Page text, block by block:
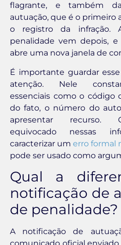
flagrante, e também
autuação, que é o primeiro
o registro da infração.
penalidade vem depois,
abre uma nova janela de
É importante guardar
atenção. Nele
essenciais como o código
do fato, o número do
apresentar recurso.
equivocado nessas
caracterizar um erro formal
pode ser usado como
Qual a
notificação de
de penalidade?
A notificação de